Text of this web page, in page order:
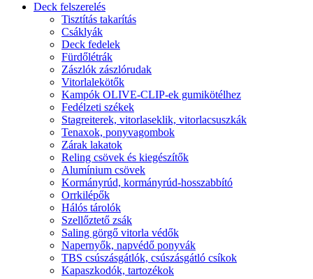
Deck felszerelés
Tisztítás takarítás
Csáklyák
Deck fedelek
Fürdőlétrák
Zászlók zászlórudak
Vitorlalekötők
Kampók OLIVE-CLIP-ek gumikötélhez
Fedélzeti székek
Stagreiterek, vitorlaseklik, vitorlacsuszkák
Tenaxok, ponyvagombok
Zárak lakatok
Reling csövek és kiegészítők
Alumínium csövek
Kormányrúd, kormányrúd-hosszabbító
Orrkilépők
Hálós tárolók
Szellőztető zsák
Saling görgő vitorla védők
Napernyők, napvédő ponyvák
TBS csúszásgátlók, csúszásgátló csíkok
Kapaszkodók, tartozékok